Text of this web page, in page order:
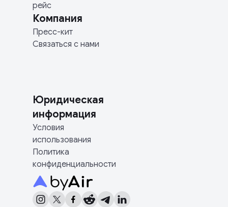
рейс
Компания
Пресс-кит
Связаться с нами
Юридическая
информация
Условия
использования
Политика
конфиденциальности